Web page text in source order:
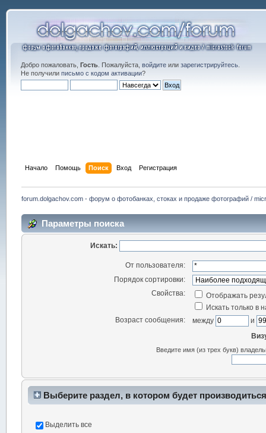
Добро пожаловать, Гость. Пожалуйста, войдитеили зарегистрируйтесь.
Не получили письмо с кодом активации?
Начало Помощь Поиск Вход Регистрация
forum.dolgachov.com - форум о фотобанках, стоках и продаже фотографий /
Параметры поиска
Искать:
От пользователя:
Порядок сортировки:
Свойства:
Отображать
Искать только в
Возраст сообщения:
между
и
Введите имя (из трех букв)
Выберите раздел, в котором будет
Выделить все